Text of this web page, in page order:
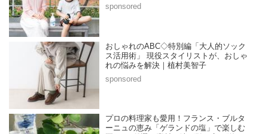
おしゃれのABC◇特別編「大人的ソック
ス活用術」 現役スタイリストが、おしゃ
れの悩みを解決｜植村美智子
プロの料理家も愛用！フランス・ブルタ
ーニュの恵み「ゲランドの塩」で楽しむ